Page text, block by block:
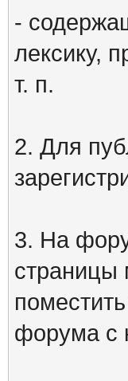
-
лексику,
т. п.
2. Для
3. На
страницы
форума с